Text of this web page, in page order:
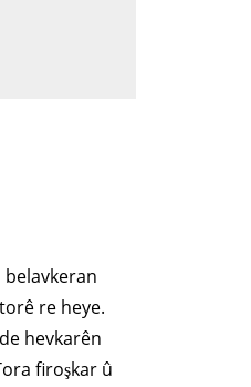
re heye.
hevkarên
firoşkar û